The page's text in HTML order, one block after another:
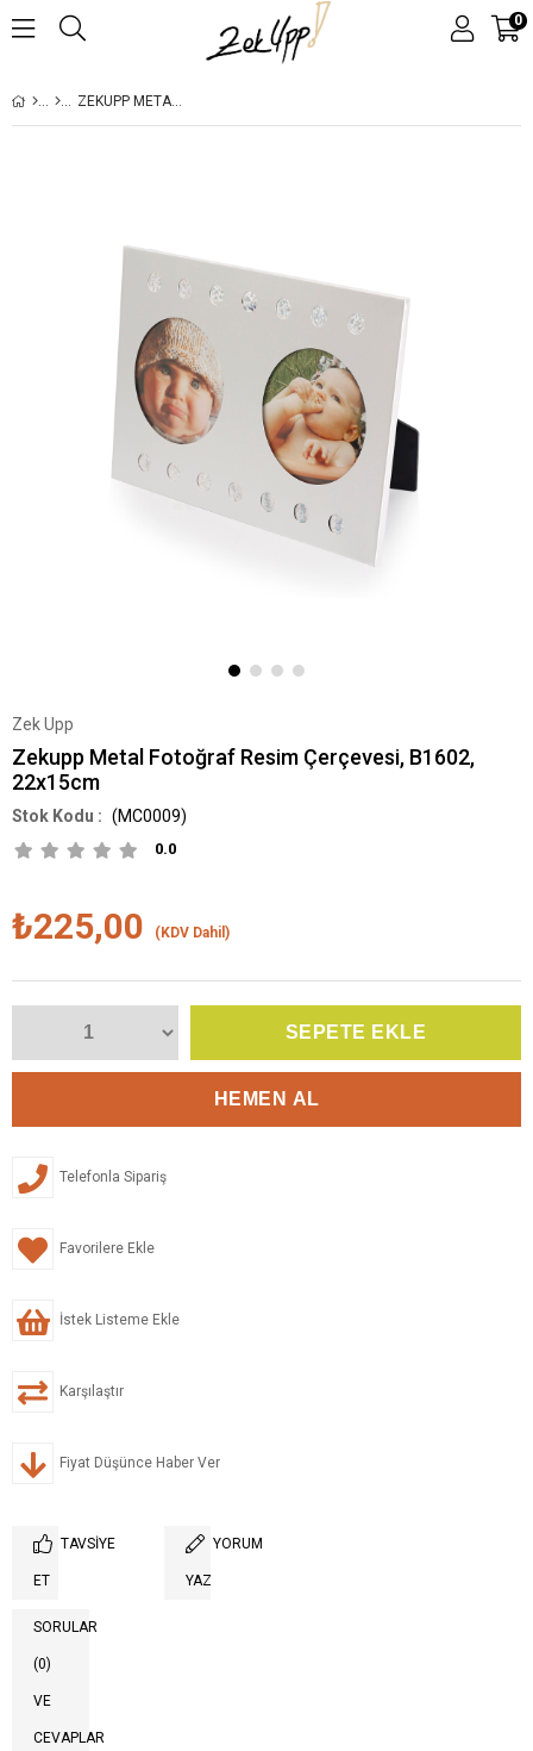
0
ZEKUPP METAL FOTOĞRAF RESIM ÇERÇEVESI, B1602, 22X15CM
Zek Upp
Zekupp Metal Fotoğraf Resim Çerçevesi, B1602,
22x15cm
(MC0009)
0.0
₺225,00 (KDV Dahil)
Telefonla Sipariş
Favorilere Ekle
İstek Listeme Ekle
Karşılaştır
Fiyat Düşünce Haber Ver
TAVSIYE
ET
YORUM
YAZ
SORULAR
(0)
VE
CEVAPLAR